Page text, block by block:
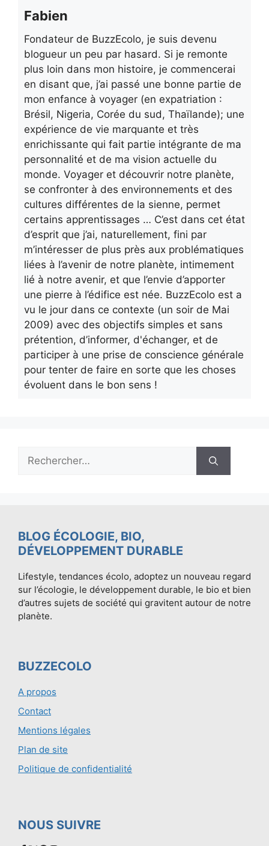
Fabien
Fondateur de BuzzEcolo, je suis devenu
blogueur un peu par hasard. Si je remonte
plus loin dans mon histoire, je commencerai
en disant que, j’ai passé une bonne partie de
mon enfance à voyager (en expatriation :
Brésil, Nigeria, Corée du sud, Thaïlande); une
expérience de vie marquante et très
enrichissante qui fait partie intégrante de ma
personnalité et de ma vision actuelle du
monde. Voyager et découvrir notre planète,
se confronter à des environnements et des
cultures différentes de la sienne, permet
certains apprentissages … C’est dans cet état
d’esprit que j’ai, naturellement, fini par
m’intéresser de plus près aux problématiques
liées à l’avenir de notre planète, intimement
lié à notre avenir, et que l’envie d’apporter
une pierre à l’édifice est née. BuzzEcolo est a
vu le jour dans ce contexte (un soir de Mai
2009) avec des objectifs simples et sans
prétention, d’informer, d'échanger, et de
participer à une prise de conscience générale
pour tenter de faire en sorte que les choses
évoluent dans le bon sens !
Rechercher :
BLOG ÉCOLOGIE, BIO,
DÉVELOPPEMENT DURABLE
Lifestyle, tendances écolo, adoptez un nouveau regard
sur l’écologie, le développement durable, le bio et bien
d’autres sujets de société qui gravitent autour de notre
planète.
BUZZECOLO
A propos
Contact
Mentions légales
Plan de site
Politique de confidentialité
NOUS SUIVRE